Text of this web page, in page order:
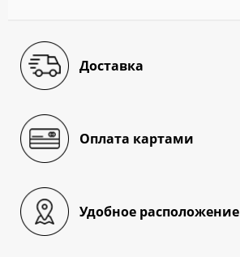
Доставка
Оплата картами
Удобное расположение